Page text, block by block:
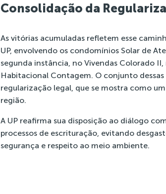
Consolidação da
As vitórias acumuladas refletem esse
UP, envolvendo os condomínios Solar de
segunda instância, no Vivendas Colorado
Habitacional Contagem. O conjunto
regularização legal, que se mostra como
região.
A UP reafirma sua disposição ao diálogo
processos de escrituração, evitando
segurança e respeito ao meio ambiente.